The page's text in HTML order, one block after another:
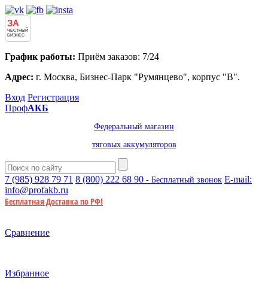
ЗА
ЧЕСТНЫЙ
БИЗНЕС
График работы: Приём заказов: 7/24
Адрес: г. Москва, Бизнес-Парк "Румянцево", корпус "В".
Вход Регистрация
ПрофАКБ
Федеральный магазин
тяговых аккумуляторов
7 (985) 928 79 71 8 (800) 222 68 90 - Бесплатный звонок E-mail:
info@profakb.ru
Бесплатная Доставка по РФ!
Сравнение
Избранное